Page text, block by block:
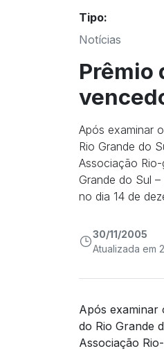
Tipo:
Notícias
Prêmio
Após examinar
Rio Grande do
Associação
Grande do Sul
no dia 14 de
30/11/2005
Atualizada em
Após examinar
do Rio Grande
Associação